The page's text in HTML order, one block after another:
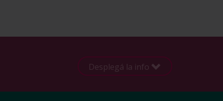
Desplegá la info